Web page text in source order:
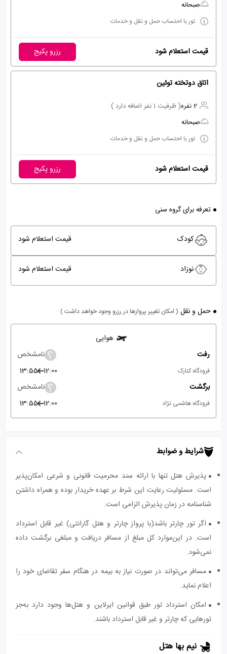
صبحانه
تور با احتساب حمل و نقل و خدمات
قیمت استعلام شود رزرو پکیج
اتاق دوتخته توئین
2 نفره
( ظرفیت 1 نفر اضافه دارد )
صبحانه
تور با احتساب حمل و نقل و خدمات
قیمت استعلام شود رزرو پکیج
تعرفه برای گروه سنی
کودک قیمت استعلام شود
نوزاد قیمت استعلام شود
حمل و نقل ( امکان تغییر پروازها در رزرو وجود خواهد داشت )
هوایی
رفت
نامشخص
فرودگاه کنارک 12:00
13:55
برگشت
نامشخص
فرودگاه هاشمی نژاد 12:00
13:55
شرایط و ضوابط
پذیرش هتل تنها با ارائه سند محرمیت قانونی و شرعی امکان‌پذیر
است. مسئولیت رعایت این شرط بر عهده خریدار بوده و همراه داشتن
شناسنامه در زمان پذیرش الزامی است.
اگر تور چارتر باشد(با پرواز چارتر و هتل گارانتی) غیر قابل استرداد
است. در این‌موارد کل مبلغ از مسافر دریافت و مبلغی برگشت داده
نمی‌شود.
مسافر می‌تواند در صورت نیاز به بیمه در هنگام سفر تقاضای خود را
اعلام نماید.
امکان استرداد تور طبق قوانین ایرلاین و هتل‌ها وجود دارد به‌جز
تورهایی که چارتر و غیر قابل استرداد باشند.
نیم بها هتل